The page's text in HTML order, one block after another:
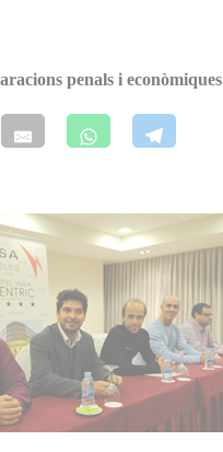
penals i econòmiques